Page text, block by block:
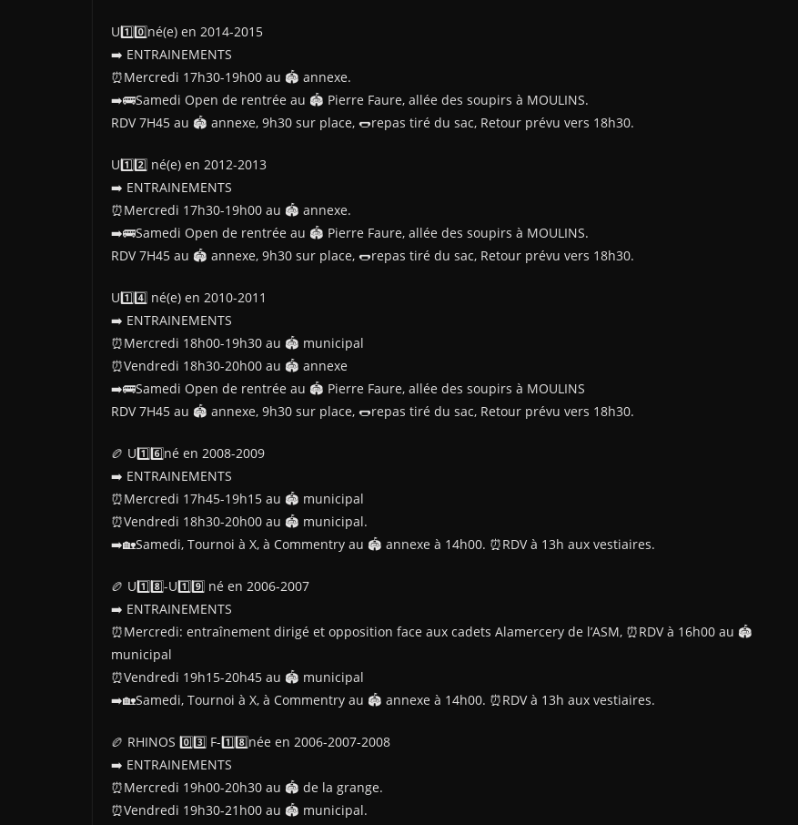
U1️⃣0️⃣né(e) en 2014-2015
➡️ ENTRAINEMENTS
⏰Mercredi 17h30-19h00 au 🏟 annexe.
➡️🚌Samedi Open de rentrée au 🏟 Pierre Faure, allée des soupirs à MOULINS.
RDV 7H45 au 🏟 annexe, 9h30 sur place, 🌭repas tiré du sac, Retour prévu vers 18h30.
U1️⃣2️⃣ né(e) en 2012-2013
➡️ ENTRAINEMENTS
⏰Mercredi 17h30-19h00 au 🏟 annexe.
➡️🚌Samedi Open de rentrée au 🏟 Pierre Faure, allée des soupirs à MOULINS.
RDV 7H45 au 🏟 annexe, 9h30 sur place, 🌭repas tiré du sac, Retour prévu vers 18h30.
U1️⃣4️⃣ né(e) en 2010-2011
➡️ ENTRAINEMENTS
⏰Mercredi 18h00-19h30 au 🏟 municipal
⏰Vendredi 18h30-20h00 au 🏟 annexe
➡️🚌Samedi Open de rentrée au 🏟 Pierre Faure, allée des soupirs à MOULINS
RDV 7H45 au 🏟 annexe, 9h30 sur place, 🌭repas tiré du sac, Retour prévu vers 18h30.
🏉 U1️⃣6️⃣né en 2008-2009
➡️ ENTRAINEMENTS
⏰Mercredi 17h45-19h15 au 🏟 municipal
⏰Vendredi 18h30-20h00 au 🏟 municipal.
➡️🏡Samedi, Tournoi à X, à Commentry au 🏟 annexe à 14h00. ⏰️RDV à 13h aux vestiaires.
🏉 U1️⃣8️⃣-U1️⃣9️⃣ né en 2006-2007
➡️ ENTRAINEMENTS
⏰Mercredi: entraînement dirigé et opposition face aux cadets Alamercery de l’ASM, ⏰️RDV à 16h00 au 🏟
municipal
⏰Vendredi 19h15-20h45 au 🏟 municipal
➡️🏡Samedi, Tournoi à X, à Commentry au 🏟 annexe à 14h00. ⏰️RDV à 13h aux vestiaires.
🏉 RHINOS 0️⃣3️⃣ F-1️⃣8️⃣née en 2006-2007-2008
➡️ ENTRAINEMENTS
⏰Mercredi 19h00-20h30 au 🏟 de la grange.
⏰Vendredi 19h30-21h00 au 🏟 municipal.